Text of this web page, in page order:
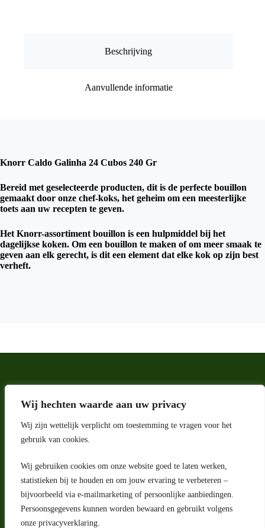
Wij hechten waarde aan uw privacy
Wij zijn wettelijk verplicht om toestemming te vragen voor het
gebruik van cookies.
Wij gebruiken cookies om onze website goed te laten werken,
statistieken bij te houden en om jouw ervaring te verbeteren –
bijvoorbeeld via e-mailmarketing of persoonlijke aanbiedingen.
Persoonsgegevens kunnen worden bewaard en gebruikt volgens
onze privacyverklaring.
Beschrijving
Aanvullende informatie
Knorr Caldo Galinha 24 Cubos 240 Gr
Bereid met geselecteerde producten, dit is de perfecte bouillon
gemaakt door onze chef-koks, het geheim om een ​​meesterlijke
toets aan uw recepten te geven.
Het Knorr-assortiment bouillon is een hulpmiddel bij het
dagelijkse koken. Om een ​​bouillon te maken of om meer smaak te
geven aan elk gerecht, is dit een element dat elke kok op zijn best
verheft.
Adres
Riga 4 E
2993 LW Barendrecht
Nederland